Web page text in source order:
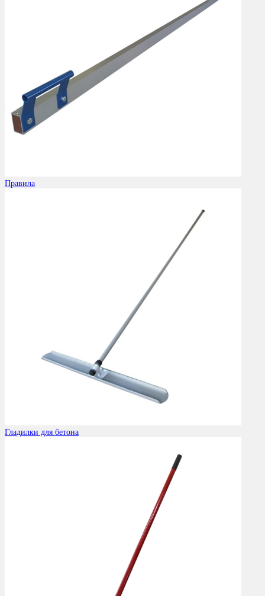
Правила
Гладилки для бетона